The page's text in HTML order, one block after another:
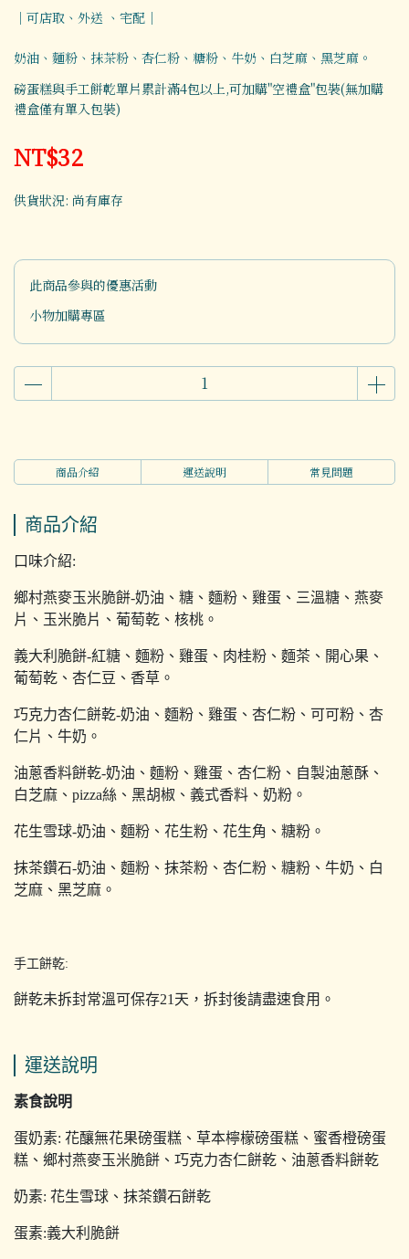
｜可店取、外送 、宅配｜
奶油、麵粉、抹茶粉、杏仁粉、糖粉、牛奶、白芝麻、黑芝麻。
磅蛋糕與手工餅乾單片累計滿4包以上,可加購"空禮盒"包裝(無加購
禮盒僅有單入包裝)
NT$32
供貨狀況: 尚有庫存
此商品參與的優惠活動
小物加購專區
商品介紹 運送說明 常見問題
商品介紹
口味介紹:
鄉村燕麥玉米脆餅-奶油、糖、麵粉、雞蛋、三溫糖、燕麥
片、玉米脆片、葡萄乾、核桃。
義大利脆餅-紅糖、麵粉、雞蛋、肉桂粉、麵茶、開心果、
葡萄乾、杏仁豆、香草。
巧克力杏仁餅乾-奶油、麵粉、雞蛋、杏仁粉、可可粉、杏
仁片、牛奶。
油蔥香料餅乾-奶油、麵粉、雞蛋、杏仁粉、自製油蔥酥、
白芝麻、pizza絲、黑胡椒、義式香料、奶粉。
花生雪球-奶油、麵粉、花生粉、花生角、糖粉。
抹茶鑽石-奶油、麵粉、抹茶粉、杏仁粉、糖粉、牛奶、白
芝麻、黑芝麻。
手工餅乾:
餅乾未拆封常溫可保存21天，拆封後請盡速食用。
運送說明
素食說明
蛋奶素: 花釀無花果磅蛋糕、草本檸檬磅蛋糕、蜜香橙磅蛋
糕、鄉村燕麥玉米脆餅、巧克力杏仁餅乾、油蔥香料餅乾
奶素: 花生雪球、抹茶鑽石餅乾
蛋素:義大利脆餅